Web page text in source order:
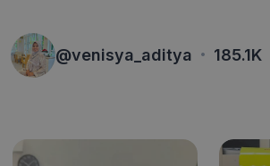
@venisya_aditya · 185.1K